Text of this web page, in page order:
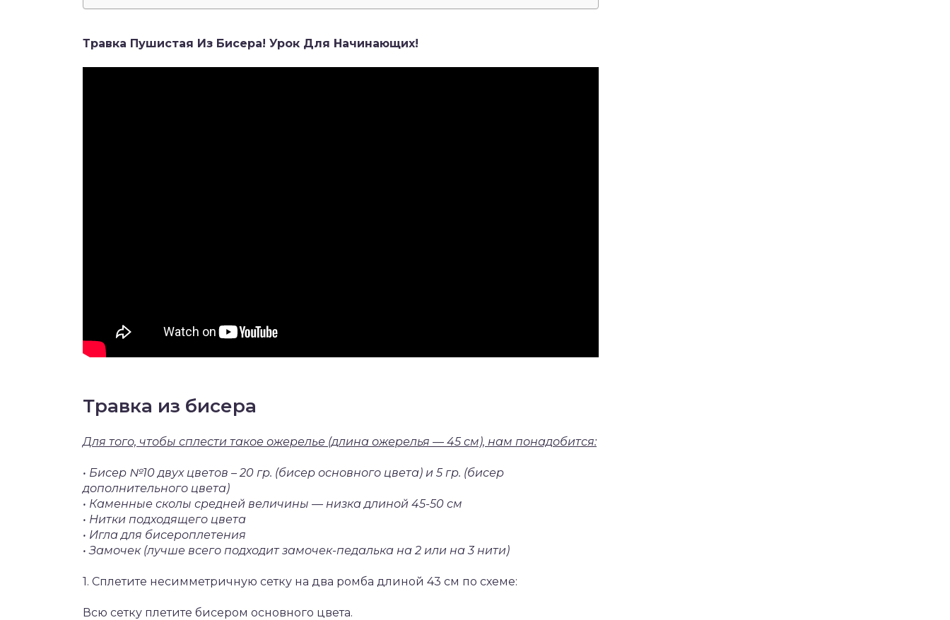
Травка Пушистая Из Бисера! Урок Для Начинающих!
Травка из бисера
Для того, чтобы сплести такое ожерелье (длина ожерелья — 45 см), нам понадобится:
• Бисер №10 двух цветов – 20 гр. (бисер основного цвета) и 5 гр. (бисер
дополнительного цвета)
• Каменные сколы средней величины — низка длиной 45-50 см
• Нитки подходящего цвета
• Игла для бисероплетения
• Замочек (лучше всего подходит замочек-педалька на 2 или на 3 нити)
1. Сплетите несимметричную сетку на два ромба длиной 43 см по схеме:
Всю сетку плетите бисером основного цвета.